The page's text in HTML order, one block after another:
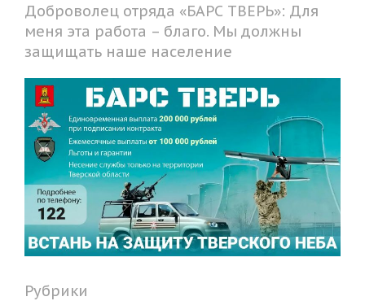
Доброволец отряда «БАРС ТВЕРЬ»: Для
меня эта работа – благо. Мы должны
защищать наше население
Рубрики